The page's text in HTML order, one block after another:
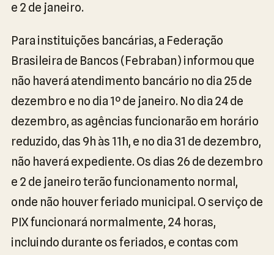
e 2 de janeiro.
Para instituições bancárias, a Federação
Brasileira de Bancos (Febraban) informou que
não haverá atendimento bancário no dia 25 de
dezembro e no dia 1º de janeiro. No dia 24 de
dezembro, as agências funcionarão em horário
reduzido, das 9h às 11h, e no dia 31 de dezembro,
não haverá expediente. Os dias 26 de dezembro
e 2 de janeiro terão funcionamento normal,
onde não houver feriado municipal. O serviço de
PIX funcionará normalmente, 24 horas,
incluindo durante os feriados, e contas com